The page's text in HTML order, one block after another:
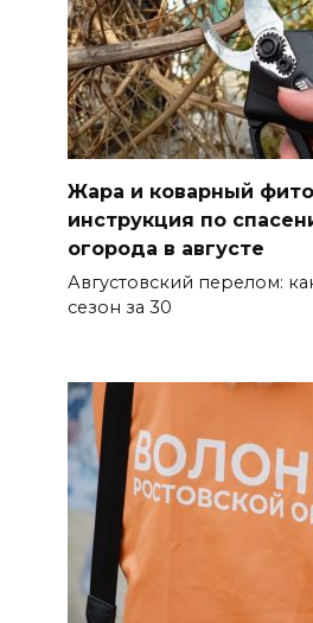
07 августа 2026 13:59
В Общественной
предложили
рабочий день из-
07 августа 2026 13:43
Памятник Ермаку в
Новочеркасске
черный цвет –
07 августа 2026 13:38
Мем с Путиным,
лекарства и
операции:
6 августа
07 августа 2026 12:57
Жара и коварный
инструкция по
огорода в августе
Августовский перелом:
сезон за 30